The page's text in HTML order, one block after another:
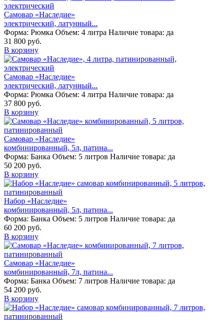
Самовар «Наследие»
электрический, латунный...
Форма: Рюмка Объем: 4 литра Наличие товара: да
31 800 руб.
В корзину
Самовар «Наследие»
электрический, латунный...
Форма: Рюмка Объем: 4 литра Наличие товара: да
37 800 руб.
В корзину
Самовар «Наследие»
комбинированный, 5л, патина...
Форма: Банка Объем: 5 литров Наличие товара: да
50 200 руб.
В корзину
Набор «Наследие»
комбинированный, 5л, патина...
Форма: Банка Объем: 5 литров Наличие товара: да
60 200 руб.
В корзину
Самовар «Наследие»
комбинированный, 7л, патина...
Форма: Банка Объем: 7 литров Наличие товара: да
54 200 руб.
В корзину